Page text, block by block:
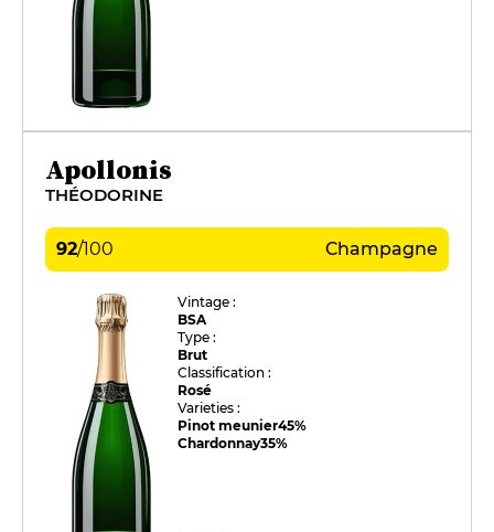
Apollonis
THÉODORINE
92/100 Champagne
Vintage :
BSA
Type :
Brut
Classification :
Rosé
Varieties :
Pinot meunier45%
Chardonnay35%